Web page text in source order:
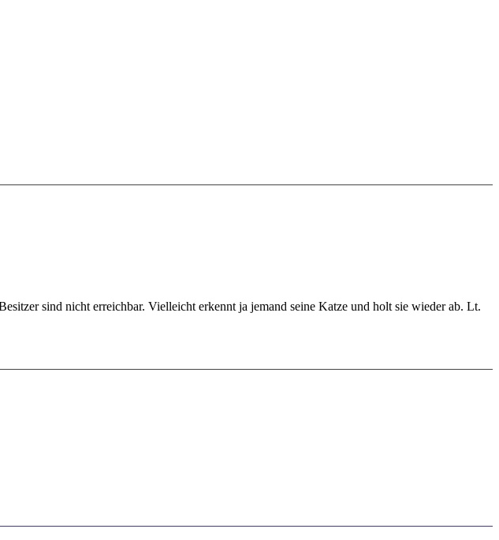
sind nicht erreichbar. Vielleicht erkennt ja jemand seine Katze und holt sie wieder ab. Lt.